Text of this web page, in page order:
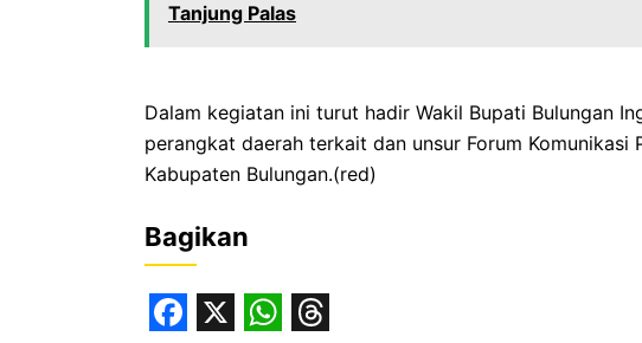
Tanjung Palas
Dalam kegiatan ini turut hadir Wakil Bupati Bulungan
perangkat daerah terkait dan unsur Forum Komunikasi
Kabupaten Bulungan.(red)
Bagikan